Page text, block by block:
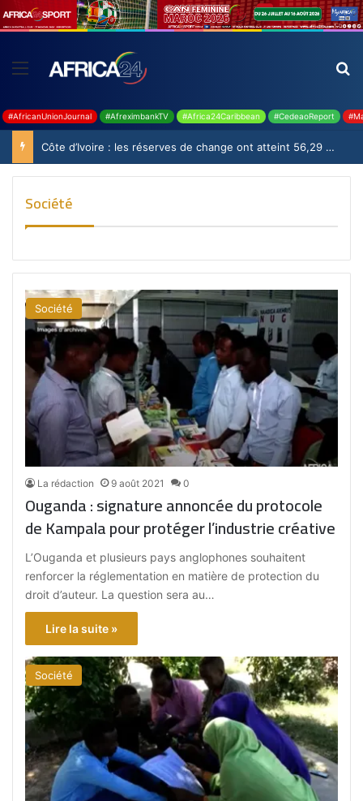
#AfricanUnionJournal #AfreximbankTV #Africa24Caribbean #CedeaoReport
Côte d’Ivoire : les réserves de change ont atteint 56,29 milliards USD en juillet
Société
Société
La rédaction 9 août 2021 0
Ouganda : signature annoncée du protocole
de Kampala pour protéger l’industrie créative
L’Ouganda et plusieurs pays anglophones souhaitent
renforcer la réglementation en matière de protection du
droit d’auteur. La question sera au…
Lire la suite »
Société